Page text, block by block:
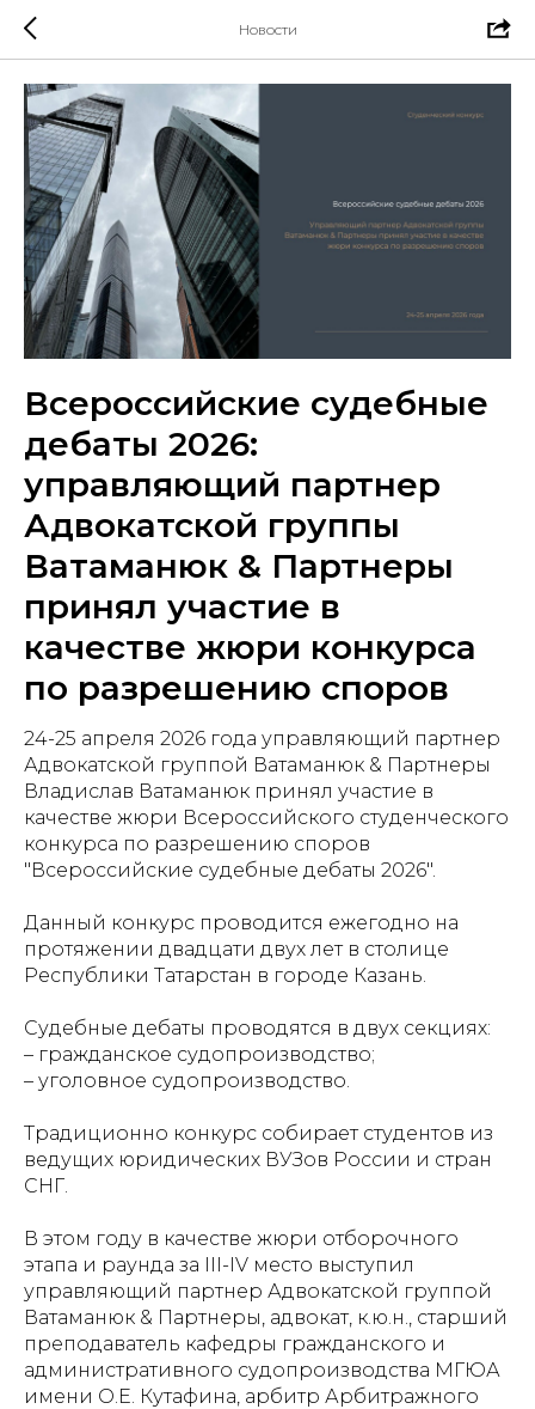
Новости
Всероссийские судебные
дебаты 2026:
управляющий партнер
Адвокатской группы
Ватаманюк & Партнеры
принял участие в
качестве жюри конкурса
по разрешению споров
24-25 апреля 2026 года управляющий партнер
Адвокатской группой Ватаманюк & Партнеры
Владислав Ватаманюк принял участие в
качестве жюри Всероссийского студенческого
конкурса по разрешению споров
"Всероссийские судебные дебаты 2026".
Данный конкурс проводится ежегодно на
протяжении двадцати двух лет в столице
Республики Татарстан в городе Казань.
Судебные дебаты проводятся в двух секциях:
– гражданское судопроизводство;
– уголовное судопроизводство.
Традиционно конкурс собирает студентов из
ведущих юридических ВУЗов России и стран
СНГ.
В этом году в качестве жюри отборочного
этапа и раунда за III-IV место выступил
управляющий партнер Адвокатской группой
Ватаманюк & Партнеры, адвокат, к.ю.н., старший
преподаватель кафедры гражданского и
административного судопроизводства МГЮА
имени О.Е. Кутафина, арбитр Арбитражного